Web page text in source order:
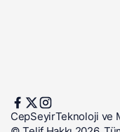
CepSeyirTeknoloji ve